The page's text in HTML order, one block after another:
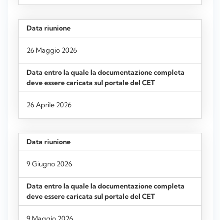
26 Maggio 2026
26 Aprile 2026
9 Giugno 2026